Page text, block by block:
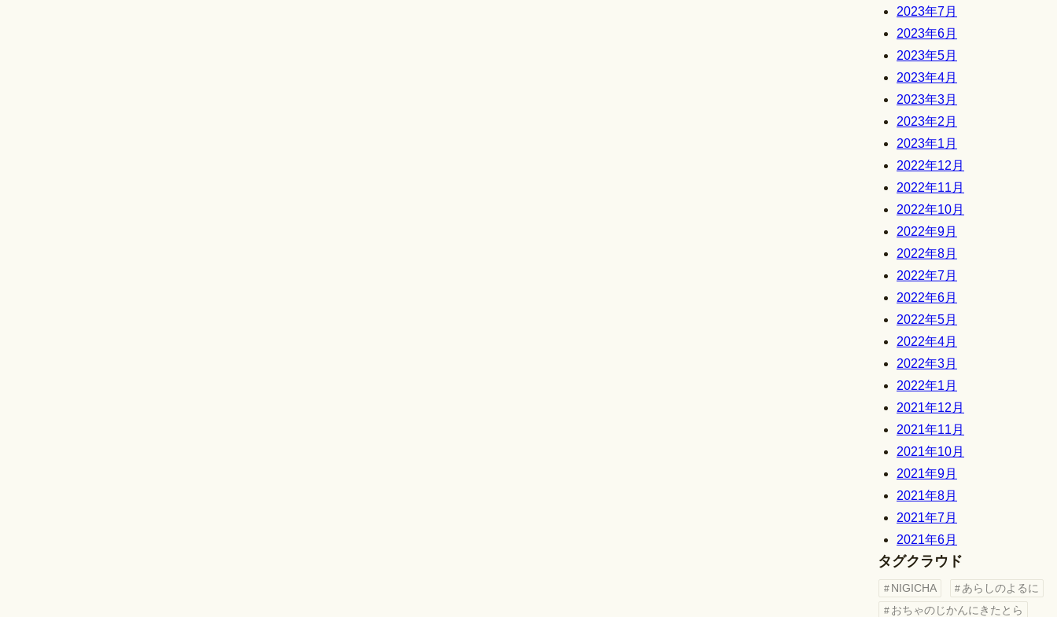
2023年7月
2023年6月
2023年5月
2023年4月
2023年3月
2023年2月
2023年1月
2022年12月
2022年11月
2022年10月
2022年9月
2022年8月
2022年7月
2022年6月
2022年5月
2022年4月
2022年3月
2022年1月
2021年12月
2021年11月
2021年10月
2021年9月
2021年8月
2021年7月
2021年6月
タグクラウド
NIGICHA
あらしのよるに
おちゃのじかんにきたとら